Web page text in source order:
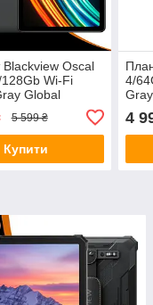
Oscal
Wi-Fi
Global
5 599 ₴
Купити
4/
4